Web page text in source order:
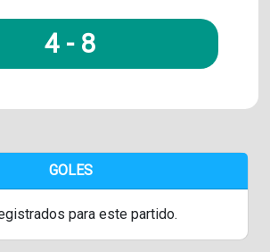
4 - 8
GOLES
para este partido.